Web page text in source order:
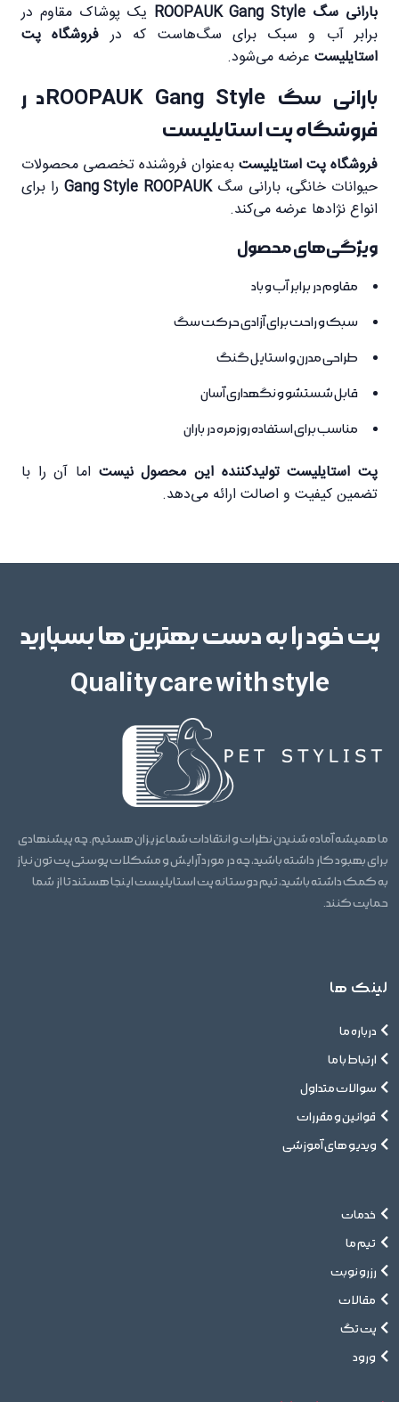
بارانی سگ ROOPAUK Gang Style
یک پوشاک مقاوم در
برابر آب و سبک برای سگ‌هاست که در فروشگاه پت
استایلیست عرضه می‌شود.
بارانی سگ ROOPAUK Gang Style در
فروشگاه پت استایلیست
فروشگاه پت استایلیستبه‌عنوان فروشنده تخصصی محصولات
حیوانات خانگی، بارانی سگGang Style ROOPAUK را برای
انواع نژادها عرضه می‌کند.
ویژگی‌های محصول
مقاوم در برابر آب و باد
سبک و راحت برای آزادی حرکت سگ
طراحی مدرن و استایل گنگ
قابل شستشو و نگهداری آسان
مناسب برای استفاده روزمره در باران
پت استایلیست تولیدکننده این محصول نیست اما آن را با
تضمین کیفیت و اصالت ارائه می‌دهد.
پت خود را به دست بهترین ها بسپارید
Quality care with style
ما همیشه آماده شنیدن نظرات و انتقادات شما عزیزان هستیم. چه پیشنهادی
برای بهبود کار داشته باشید، چه در مورد آرایش و مشکلات پوستی پت تون نیاز
به کمک داشته باشید، تیم دوستانه پت استایلیست اینجا هستند تا از شما
حمایت کنند.
لینک ها
درباره ما
ارتباط با ما
سوالات متداول
قوانین و مقررات
ویدیو های آموزشی
خدمات
تیم ما
رزرو نوبت
مقالات
پت تگ
ورود